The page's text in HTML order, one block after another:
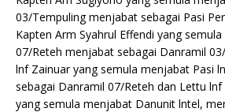
o
k
p
03/Tempuling menjabat sebagai Pasi
Kapten Arm Syahrul Effendi yang
07/Reteh menjabat sebagai Danramil
lnf Zainuar yang semula menjabat Pasi
sebagai Danramil 07/Reteh dan Lettu
yang semula menjabat Danunit lntel,